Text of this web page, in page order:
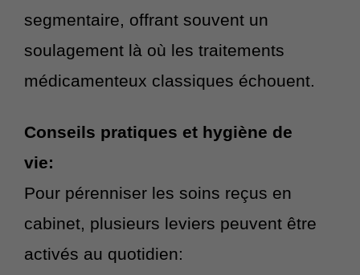
segmentaire, offrant souvent un
soulagement là où les traitements
médicamenteux classiques échouent.
Conseils pratiques et hygiène de
vie:
Pour pérenniser les soins reçus en
cabinet, plusieurs leviers peuvent être
activés au quotidien: